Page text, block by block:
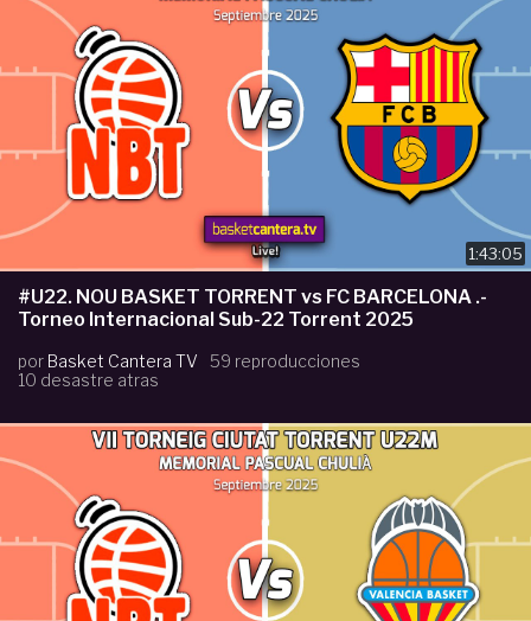
1:43:05
#U22. NOU BASKET TORRENT vs FC BARCELONA .-
Torneo Internacional Sub-22 Torrent 2025
por Basket Cantera TV
59 reproducciones
10 desastre atras